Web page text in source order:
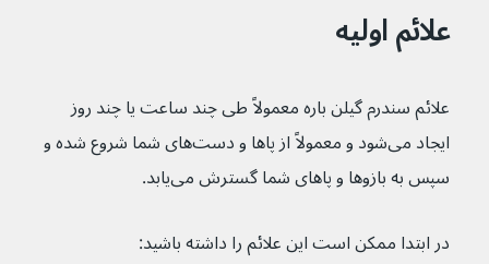
علائم اولیه
علائم سندرم گیلن باره معمولاً طی چند ساعت یا چند روز
ایجاد می‌شود و معمولاً از پاها و دست‌های شما شروع شده و
سپس به بازوها و پاهای شما گسترش می‌یابد.
در ابتدا ممکن است این علائم را داشته باشید: